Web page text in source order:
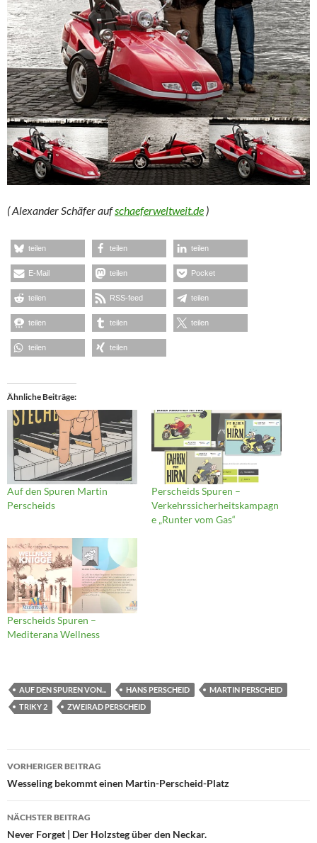
( Alexander Schäfer aufschaeferweltweit.de )
teilen teilen teilen
E-Mail teilen Pocket
teilen RSS-feed teilen
teilen teilen teilen
teilen teilen
Ähnliche Beiträge
Auf den Spuren Martin
Perscheids
Perscheids Spuren –
Verkehrssicherheitskampagn
e „Runter vom Gas“
Perscheids Spuren –
Mediterana Wellness
AUF DEN SPUREN VON... HANS PERSCHEID
MARTIN PERSCHEID
TRIKY 2
ZWEIRAD PERSCHEID
Beitragsnavigation
VORHERIGER BEITRAG
Wesseling bekommt einen Martin-Perscheid-Platz
NÄCHSTER BEITRAG
Never Forget | Der Holzsteg über den Neckar.